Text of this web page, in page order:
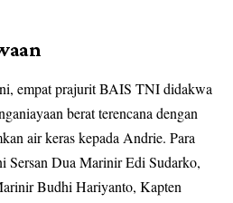
empat prajurit BAIS TNI didakwa
berat terencana dengan
air keras kepada Andrie. Para
Sersan Dua Marinir Edi Sudarko,
Budhi Hariyanto, Kapten